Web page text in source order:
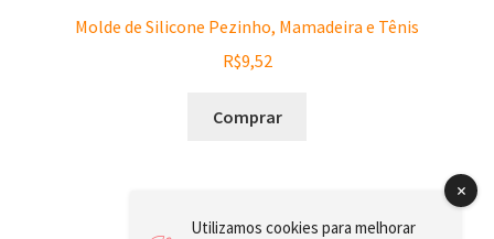
Molde de Silicone Pezinho, Mamadeira e Tênis
R$9,52
Comprar
Utilizamos cookies para melhorar